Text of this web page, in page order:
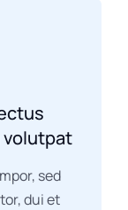
volutpat
sed
dui et